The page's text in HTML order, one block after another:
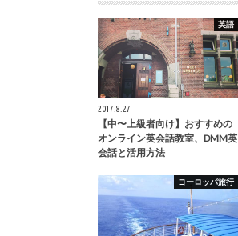
英語
2017.8.27
【中〜上級者向け】おすすめの
オンライン英会話教室、DMM英
会話と活用方法
ヨーロッパ旅行